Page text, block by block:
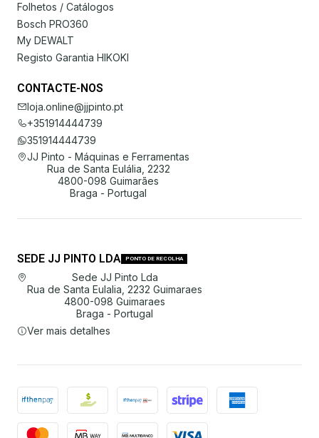
Folhetos / Catálogos
Bosch PRO360
My DEWALT
Registo Garantia HIKOKI
CONTACTE-NOS
loja.online@jjpinto.pt
+351914444739
351914444739
JJ Pinto - Máquinas e Ferramentas
Rua de Santa Eulália, 2232
4800-098 Guimarães
Braga - Portugal
SEDE JJ PINTO LDA PONTO DE RECOLHA
Sede JJ Pinto Lda
Rua de Santa Eulalia, 2232 Guimaraes
4800-098 Guimaraes
Braga - Portugal
Ver mais detalhes